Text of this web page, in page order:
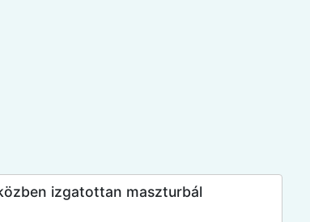
izgatottan maszturbál